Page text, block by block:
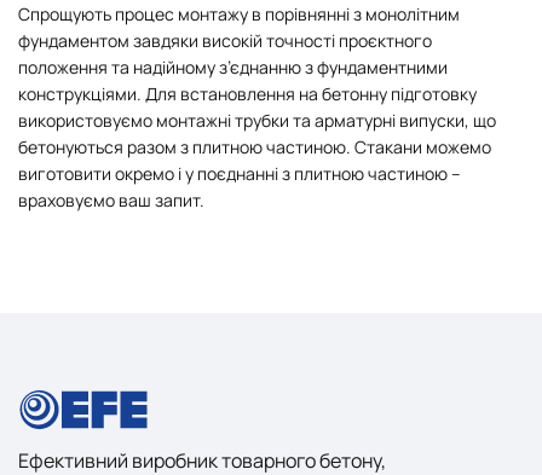
Спрощують процес монтажу в порівнянні з монолітним
фундаментом завдяки високій точності проєктного
положення та надійному з’єднанню з фундаментними
конструкціями. Для встановлення на бетонну підготовку
використовуємо монтажні трубки та арматурні випуски, що
бетонуються разом з плитною частиною. Стакани можемо
виготовити окремо і у поєднанні з плитною частиною –
враховуємо ваш запит.
Ефективний виробник товарного бетону,